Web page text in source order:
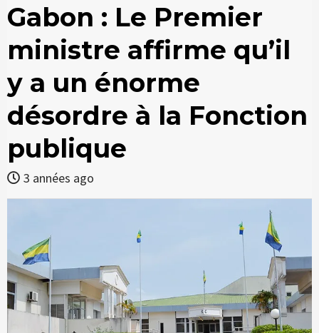
Gabon : Le Premier
ministre affirme qu’il
y a un énorme
désordre à la Fonction
publique
3 années ago